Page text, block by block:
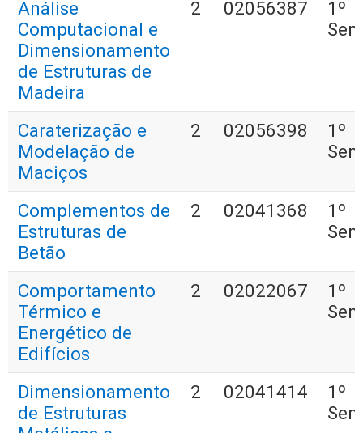
Análise
Computacional e
Dimensionamento
de Estruturas de
Madeira
2 02056387
1º
Caraterização e
Modelação de
Maciços
2 02056398
1º
Complementos de
Estruturas de
Betão
2 02041368
1º
Comportamento
Térmico e
Energético de
Edifícios
2 02022067
1º
Dimensionamento
de Estruturas
2 02041414
1º